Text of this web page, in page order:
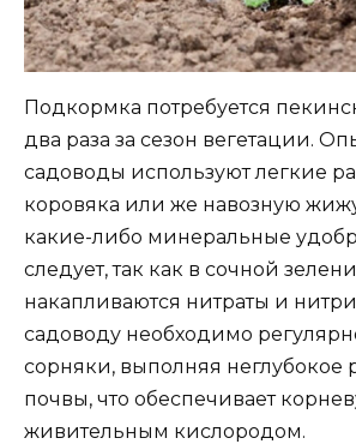
Подкормка потребуется
два раза за сезон вегетации.
садоводы используют легкие
коровяка или же навозную
какие-либо минеральные
следует, так как в сочной зелени
накапливаются нитраты и
садоводу необходимо
сорняки, выполняя неглубокое
почвы, что обеспечивает
живительным кислородом.